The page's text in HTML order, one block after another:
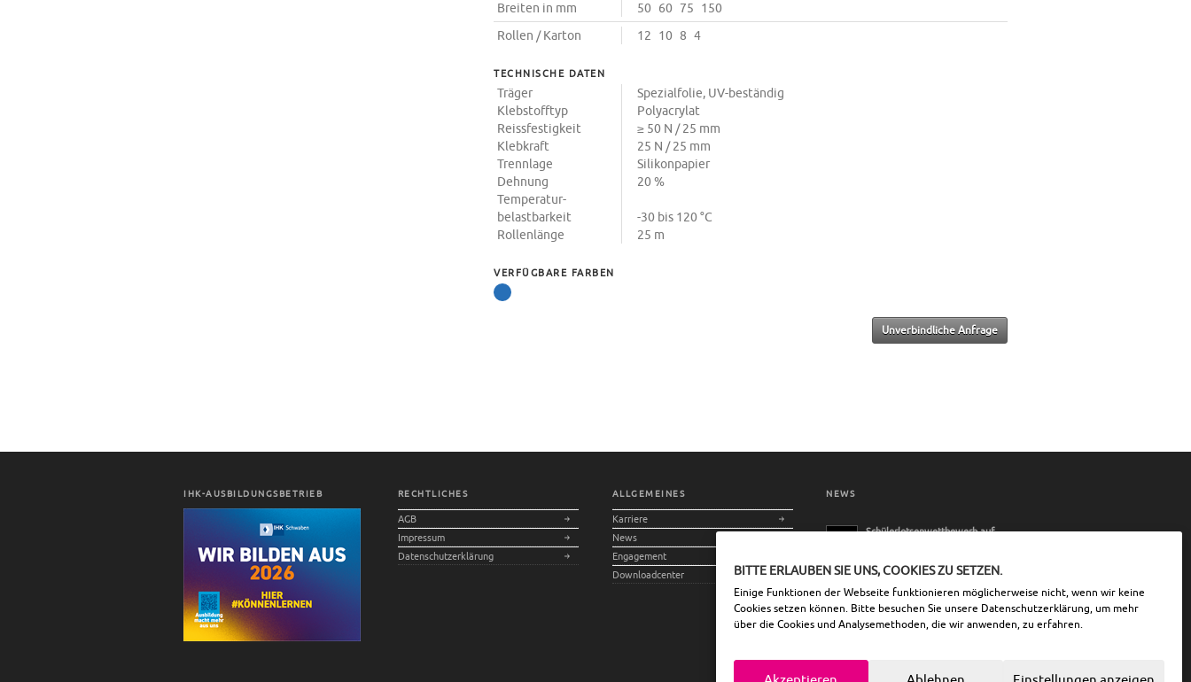
BITTE ERLAUBEN SIE UNS, COOKIES ZU SETZEN.
Einige Funktionen der Webseite funktionieren möglicherweise nicht, wenn wir keine
Cookies setzen können. Bitte besuchen Sie unsere Datenschutzerklärung, um mehr
über die Cookies und Analysemethoden, die wir anwenden, zu erfahren.
Breiten in mm 50 60 75
150
Rollen / Karton
12 10 8 4
TECHNISCHE DATEN
Träger
Spezialfolie, UV-beständig
Klebstofftyp
Polyacrylat
Reissfestigkeit
≥ 50 N / 25 mm
Klebkraft
25 N / 25 mm
Trennlage
Silikonpapier
Dehnung
20 %
Temperatur-
belastbarkeit
-30 bis 120 °C
Rollenlänge
25 m
VERFÜGBARE FARBEN
Unverbindliche Anfrage
IHK-AUSBILDUNGSBETRIEB RECHTLICHES
AGB
Impressum
Datenschutzerklärung
ALLGEMEINES
Karriere
News
Engagement
Downloadcenter
NEWS
Schülerlotsenwettbewerb auf
11. Mai 2026 - 10:52